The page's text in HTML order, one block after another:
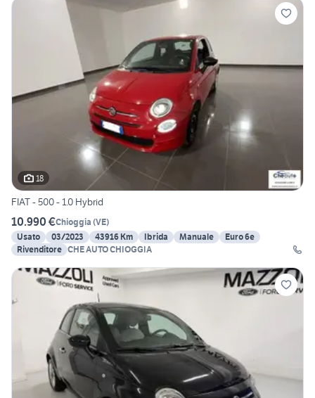
18
FIAT - 500 - 1.0 Hybrid
10.990 €Chioggia (VE)
Usato
03/2023 43916 Km Ibrida Manuale
Euro 6e
Rivenditore CHE AUTO CHIOGGIA